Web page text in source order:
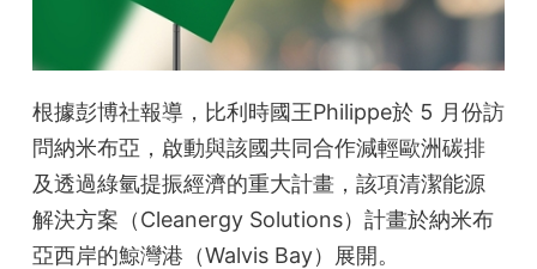
根據彭博社報導，比利時國王Philippe於 5 月份訪
問納米布亞，啟動與該國共同合作減輕歐洲碳排
及透過綠氫提振經濟的重大計畫，該項清潔能源
解決方案（Cleanergy Solutions）計畫於納米布
亞西岸的鯨灣港（Walvis Bay）展開。